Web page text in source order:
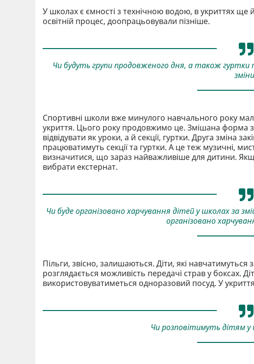
У школах є ємності з технічною водою, в укриттях ще
освітній процес, доопрацьовували пізніше.
Чи будуть групи продовженого дня, а також гуртки
Спортивні школи вже минулого навчального року
укриття. Цього року продовжимо це. Змішана форма
відвідувати як уроки, а й секції, гуртки. Друга зміна
працюватимуть секції та гуртки. А це теж музичні,
визначитися, що зараз найважливіше для дитини.
вибрати екстернат.
Чи буде організовано харчування дітей у школах за
організовано
Пільги, звісно, залишаються. Діти, які
розглядається можливість передачі страв у боксах.
використовуватиметься одноразовий посуд. У
Чи розповітимуть дітям